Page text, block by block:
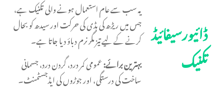
ڈائیورسیفائیڈ
تکنیک
یہ سب سے عام استعمال ہونے والی تکنیک ہے،
جس میں ریڑھ کی ہڈی کی حرکت اور سیدھ کو بحال
کرنے کے لیے تیز مگر نرم دباؤ دیا جاتا ہے۔
بہترین برائے:عمومی کمر درد، گردن درد، جسمانی
ساخت کی درستگی، اور جوڑوں کی ایڈجسٹمنٹ۔